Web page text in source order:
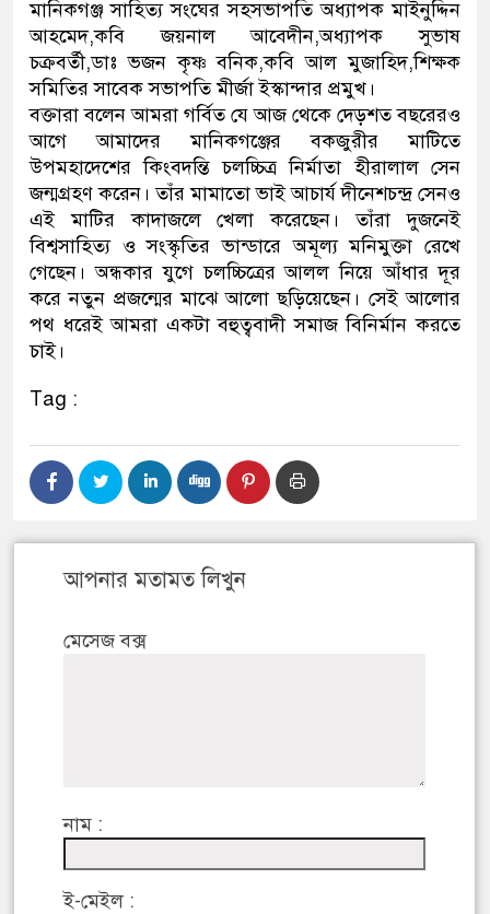
মানিকগঞ্জ সাহিত্য সংঘের সহসভাপতি অধ্যাপক মাইনুদ্দিন
আহমেদ,কবি জয়নাল আবেদীন,অধ্যাপক সুভাষ
চক্রবর্তী,ডাঃ ভজন কৃষ্ণ বনিক,কবি আল মুজাহিদ,শিক্ষক
সমিতির সাবেক সভাপতি মীর্জা ইস্কান্দার প্রমুখ।
বক্তারা বলেন আমরা গর্বিত যে আজ থেকে দেড়শত বছরেরও
আগে আমাদের মানিকগঞ্জের বকজুরীর মাটিতে
উপমহাদেশের কিংবদন্তি চলচ্চিত্র নির্মাতা হীরালাল সেন
জন্মগ্রহণ করেন। তাঁর মামাতো ভাই আচার্য দীনেশচন্দ্র সেনও
এই মাটির কাদাজলে খেলা করেছেন। তাঁরা দুজনেই
বিশ্বসাহিত্য ও সংস্কৃতির ভান্ডারে অমূল্য মনিমুক্তা রেখে
গেছেন। অন্ধকার যুগে চলচ্চিত্রের আলল নিয়ে আঁধার দূর
করে নতুন প্রজন্মের মাঝে আলো ছড়িয়েছেন। সেই আলোর
পথ ধরেই আমরা একটা বহুত্ববাদী সমাজ বিনির্মান করতে
চাই।
Tag :
আপনার মতামত লিখুন
মেসেজ বক্স
নাম :
ই-মেইল :